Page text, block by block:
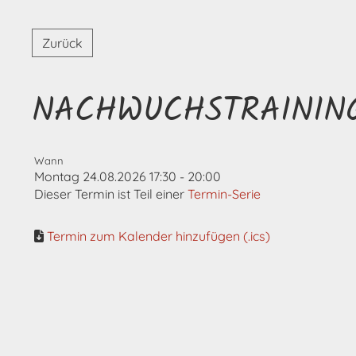
Zurück
Wann
Montag 24.08.2026 17:30 - 20:00
Dieser Termin ist Teil einer Termin-Serie
Termin zum Kalender hinzufügen (.ics)